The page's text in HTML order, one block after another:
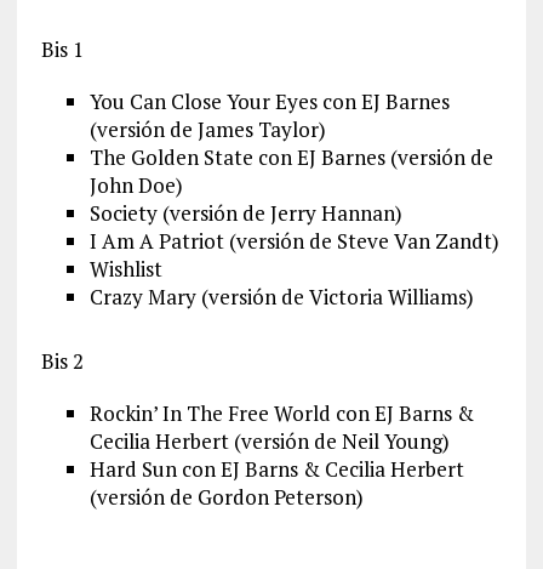
Bis 1
You Can Close Your Eyes con EJ Barnes
(versión de James Taylor)
The Golden State con EJ Barnes (versión de
John Doe)
Society (versión de Jerry Hannan)
I Am A Patriot (versión de Steve Van Zandt)
Wishlist
Crazy Mary (versión de Victoria Williams)
Bis 2
Rockin’ In The Free World con EJ Barns &
Cecilia Herbert (versión de Neil Young)
Hard Sun con EJ Barns & Cecilia Herbert
(versión de Gordon Peterson)